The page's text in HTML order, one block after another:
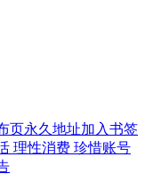
页永久地址加入书签
理性消费 珍惜账号